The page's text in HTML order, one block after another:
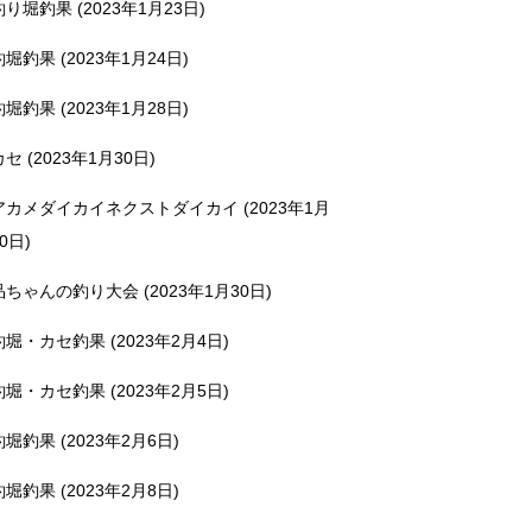
り堀釣果 (2023年1月23日)
堀釣果 (2023年1月24日)
堀釣果 (2023年1月28日)
セ (2023年1月30日)
カメダイカイネクストダイカイ (2023年1月
日)
ちゃんの釣り大会 (2023年1月30日)
堀・カセ釣果 (2023年2月4日)
堀・カセ釣果 (2023年2月5日)
堀釣果 (2023年2月6日)
堀釣果 (2023年2月8日)